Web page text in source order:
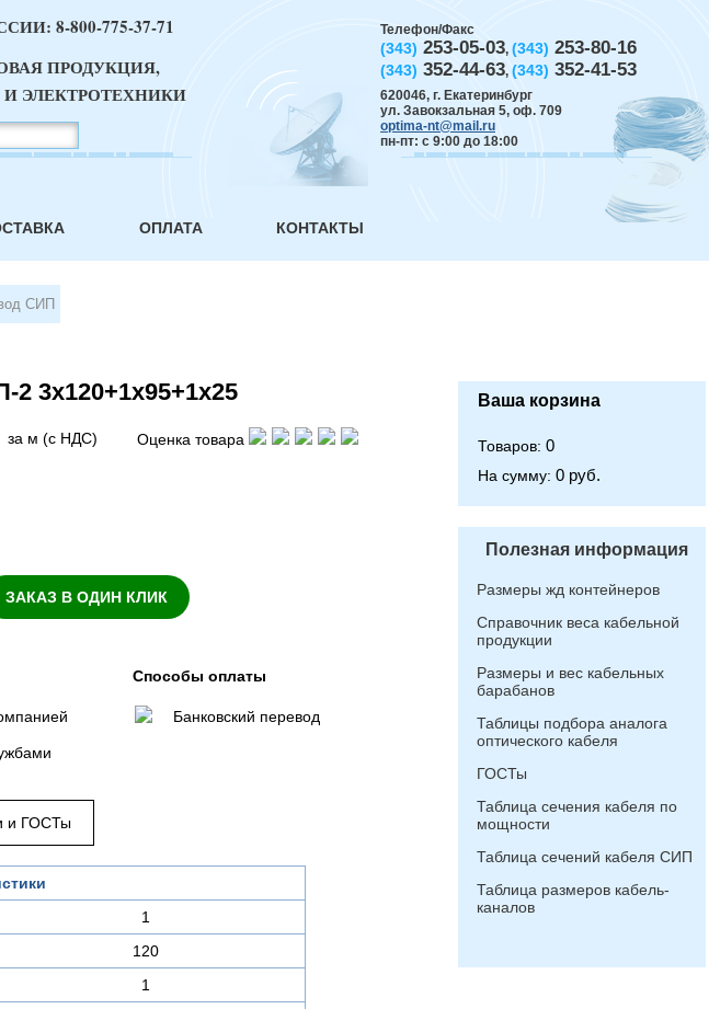
Телефон/Факс
(343) 253-05-03, (343) 253-80-16
(343) 352-44-63, (343) 352-41-53
620046, г. Екатеринбург
ул. Завокзальная 5, оф. 709
optima-nt@mail.ru
пн-пт: с 9:00 до 18:00
8-800-775-37-71
ПРОДУКЦИЯ,
ЭЛЕКТРОТЕХНИКИ
ОПЛАТА КОНТАКТЫ
СИП
3х120+1х95+1х25
за м (с НДС) Оценка товара
ЗАКАЗ В ОДИН КЛИК
Способы оплаты
Банковский перевод
и ГОСТы
1
120
1
Ваша корзина
Товаров: 0
На сумму: 0 руб.
Полезная информация
Размеры жд контейнеров
Справочник веса кабельной
продукции
Размеры и вес кабельных
барабанов
Таблицы подбора аналога
оптического кабеля
ГОСТы
Таблица сечения кабеля по
мощности
Таблица сечений кабеля СИП
Таблица размеров кабель-
каналов